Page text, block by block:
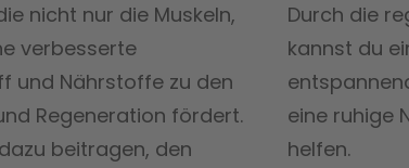
nicht nur die Muskeln,
verbesserte
und Nährstoffe zu den
Regeneration fördert.
beitragen, den
Durch die
kannst du
eine ruhige
helfen.